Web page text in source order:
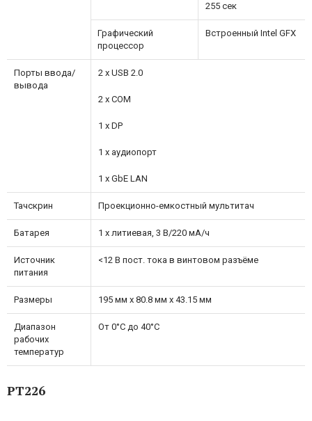
255 сек
Графический
процессор
Встроенный Intel GFX
Порты ввода/
вывода
2 x USB 2.0
2 x COM
1 x DP
1 x аудиопорт
1 x GbE LAN
Тачскрин Проекционно-емкостный мультитач
Батарея 1 x литиевая, 3 В/220 мА/ч
Источник
питания
<12 В пост. тока в винтовом разъёме
Размеры 195 мм x 80.8 мм x 43.15 мм
Диапазон
рабочих
температур
От 0°C до 40°C
PT226